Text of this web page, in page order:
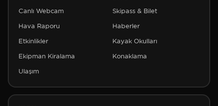
Canlı Webcam Skipass & Bilet
Hava Raporu Haberler
Etkinlikler Kayak Okulları
Ekipman Kiralama Konaklama
Ulaşım